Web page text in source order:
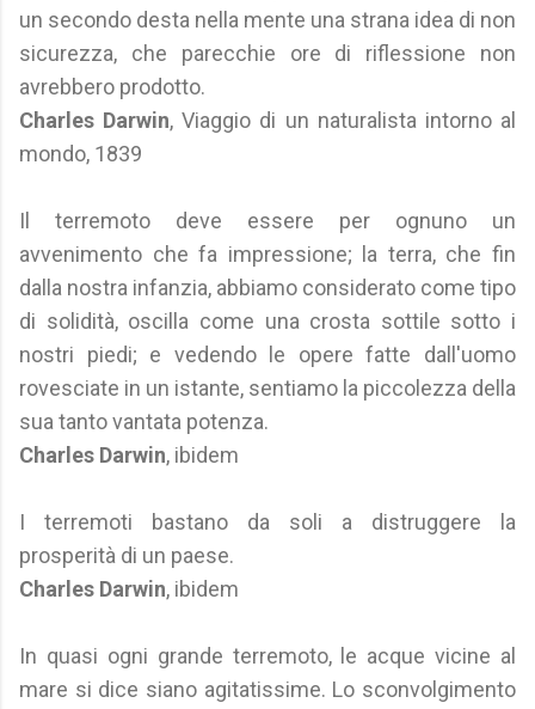
un secondo desta nella mente una strana idea di non
sicurezza, che parecchie ore di riflessione non
avrebbero prodotto.
Charles Darwin, Viaggio di un naturalista intorno al
mondo, 1839
Il terremoto deve essere per ognuno un
avvenimento che fa impressione; la terra, che fin
dalla nostra infanzia, abbiamo considerato come tipo
di solidità, oscilla come una crosta sottile sotto i
nostri piedi; e vedendo le opere fatte dall'uomo
rovesciate in un istante, sentiamo la piccolezza della
sua tanto vantata potenza.
Charles Darwin, ibidem
I terremoti bastano da soli a distruggere la
prosperità di un paese.
Charles Darwin, ibidem
In quasi ogni grande terremoto, le acque vicine al
mare si dice siano agitatissime. Lo sconvolgimento